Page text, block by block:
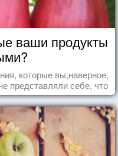
ваши продукты
которые вы,наверное,
представляли себе, что
в пищу.